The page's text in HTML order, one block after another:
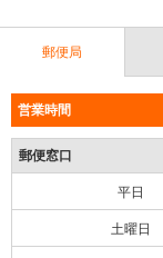
郵便局
営業時間
郵便窓口
平日
土曜日